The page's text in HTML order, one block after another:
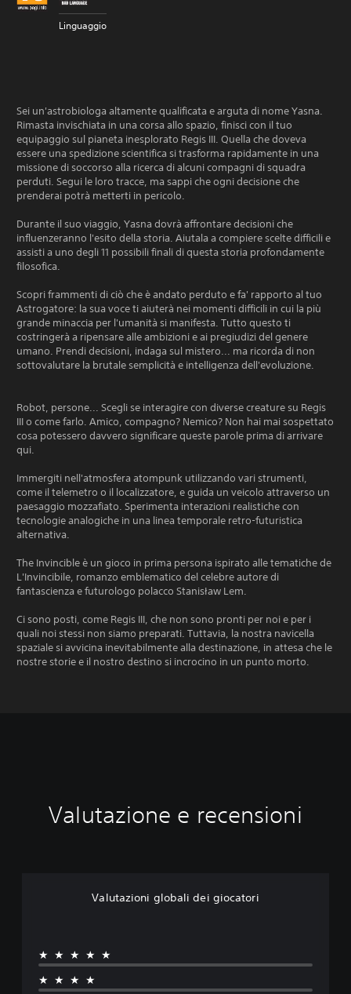
Linguaggio
Sei un'astrobiologa altamente qualificata e arguta di nome Yasna.
Rimasta invischiata in una corsa allo spazio, finisci con il tuo
equipaggio sul pianeta inesplorato Regis III. Quella che doveva
essere una spedizione scientifica si trasforma rapidamente in una
missione di soccorso alla ricerca di alcuni compagni di squadra
perduti. Segui le loro tracce, ma sappi che ogni decisione che
prenderai potrà metterti in pericolo.
Durante il suo viaggio, Yasna dovrà affrontare decisioni che
influenzeranno l'esito della storia. Aiutala a compiere scelte difficili e
assisti a uno degli 11 possibili finali di questa storia profondamente
filosofica.
Scopri frammenti di ciò che è andato perduto e fa' rapporto al tuo
Astrogatore: la sua voce ti aiuterà nei momenti difficili in cui la più
grande minaccia per l'umanità si manifesta. Tutto questo ti
costringerà a ripensare alle ambizioni e ai pregiudizi del genere
umano. Prendi decisioni, indaga sul mistero... ma ricorda di non
sottovalutare la brutale semplicità e intelligenza dell'evoluzione.
Robot, persone... Scegli se interagire con diverse creature su Regis
III o come farlo. Amico, compagno? Nemico? Non hai mai sospettato
cosa potessero davvero significare queste parole prima di arrivare
qui.
Immergiti nell'atmosfera atompunk utilizzando vari strumenti,
come il telemetro o il localizzatore, e guida un veicolo attraverso un
paesaggio mozzafiato. Sperimenta interazioni realistiche con
tecnologie analogiche in una linea temporale retro-futuristica
alternativa.
The Invincible è un gioco in prima persona ispirato alle tematiche de
L'Invincibile, romanzo emblematico del celebre autore di
fantascienza e futurologo polacco Stanisław Lem.
Ci sono posti, come Regis III, che non sono pronti per noi e per i
quali noi stessi non siamo preparati. Tuttavia, la nostra navicella
spaziale si avvicina inevitabilmente alla destinazione, in attesa che le
nostre storie e il nostro destino si incrocino in un punto morto.
Valutazione e recensioni
Valutazioni globali dei giocatori
★★★★★
★★★★